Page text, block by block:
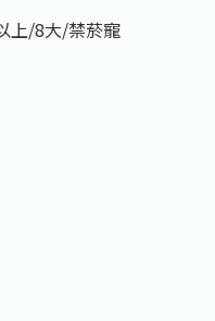
上/8大/禁菸寵